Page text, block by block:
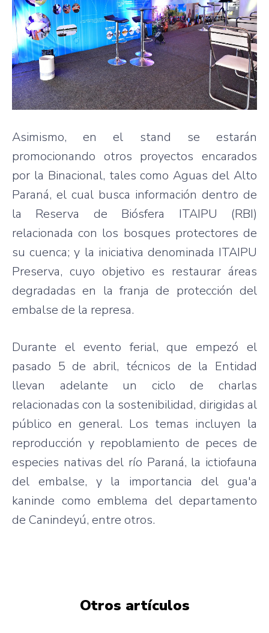
Asimismo, en el stand se estarán
promocionando otros proyectos encarados
por la Binacional, tales como Aguas del Alto
Paraná, el cual busca información dentro de
la Reserva de Biósfera ITAIPU (RBI)
relacionada con los bosques protectores de
su cuenca; y la iniciativa denominada ITAIPU
Preserva, cuyo objetivo es restaurar áreas
degradadas en la franja de protección del
embalse de la represa.
Durante el evento ferial, que empezó el
pasado 5 de abril, técnicos de la Entidad
llevan adelante un ciclo de charlas
relacionadas con la sostenibilidad, dirigidas al
público en general. Los temas incluyen la
reproducción y repoblamiento de peces de
especies nativas del río Paraná, la ictiofauna
del embalse, y la importancia del gua'a
kaninde como emblema del departamento
de Canindeyú, entre otros.
Otros artículos